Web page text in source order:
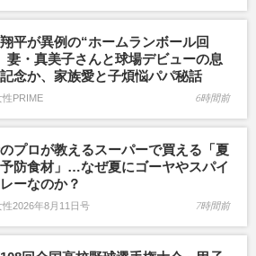
平が異例の“ホームランボール回
妻・真美子さんと球場デビューの息
念か、家族愛と子煩悩パパ秘話
性PRIME 6時間前
プロが教えるスーパーで買える「夏
防食材」…なぜ夏にゴーヤやスパイ
ーなのか？
性2026年8月11日号 7時間前